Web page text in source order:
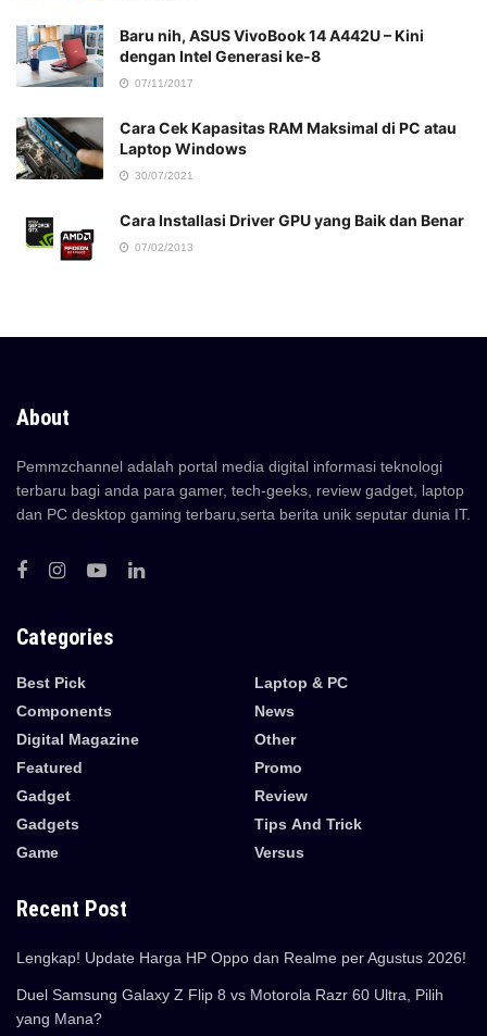
Baru nih, ASUS VivoBook 14 A442U – Kini
dengan Intel Generasi ke-8
07/11/2017
Cara Cek Kapasitas RAM Maksimal di PC atau
Laptop Windows
30/07/2021
Cara Installasi Driver GPU yang Baik dan Benar
07/02/2013
About
Pemmzchannel adalah portal media digital informasi teknologi
terbaru bagi anda para gamer, tech-geeks, review gadget, laptop
dan PC desktop gaming terbaru,serta berita unik seputar dunia IT.
Categories
Best Pick
Components
Digital Magazine
Featured
Gadget
Gadgets
Game
Laptop & PC
News
Other
Promo
Review
Tips And Trick
Versus
Recent Post
Lengkap! Update Harga HP Oppo dan Realme per Agustus 2026!
Duel Samsung Galaxy Z Flip 8 vs Motorola Razr 60 Ultra, Pilih
yang Mana?